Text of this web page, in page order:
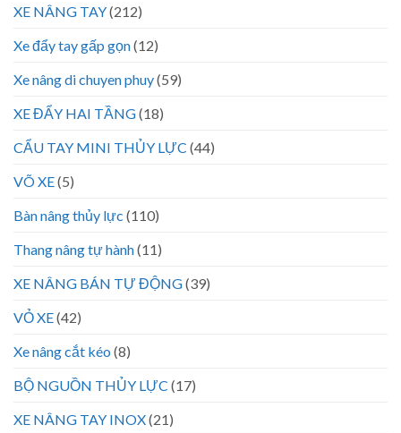
XE NÂNG TAY(212)
Xe đẩy tay gấp gọn(12)
Xe nâng di chuyen phuy(59)
XE ĐẨY HAI TẦNG(18)
CẨU TAY MINI THỦY LỰC (44)
VÕ XE(5)
Bàn nâng thủy lực (110)
Thang nâng tự hành(11)
XE NÂNG BÁN TỰ ĐỘNG(39)
VỎ XE(42)
Xe nâng cắt kéo (8)
BỘ NGUỒN THỦY LỰC (17)
XE NÂNG TAY INOX(21)